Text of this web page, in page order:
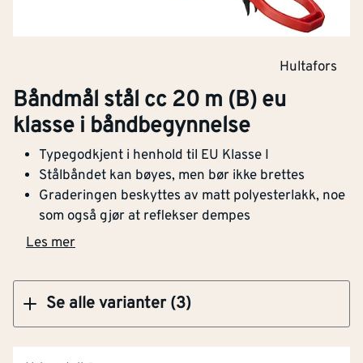
Hultafors
Båndmål stål cc 20 m (B) eu
klasse i båndbegynnelse
Typegodkjent i henhold til EU Klasse I
Stålbåndet kan bøyes, men bør ikke brettes
Graderingen beskyttes av matt polyesterlakk, noe
som også gjør at reflekser dempes
Les mer
Se alle varianter (3)
Båndmål stål CC 50 m (b) EU klasse i
båndbegynnelse
Klikk og hent
NOBB 46557102
Artikkelnummer